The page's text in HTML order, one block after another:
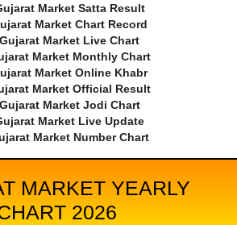
Market Satta Result
Market Chart Record
Gujarat Market Live Chart
Market Monthly Chart
Market Online Khabr
Market Official Result
Gujarat Market Jodi Chart
Market Live Update
Market Number Chart
MARKET YEARLY
2026